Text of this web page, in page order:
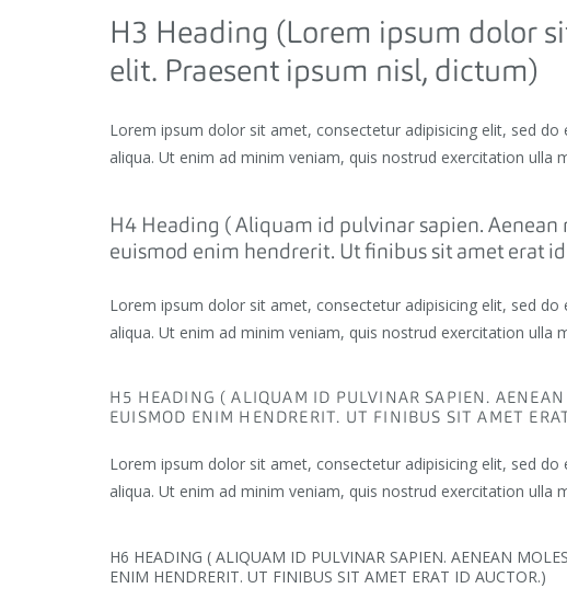
H3 Heading (Lorem ipsum dolor
elit. Praesent ipsum nisl, dictum)
Lorem ipsum dolor sit amet, consectetur adipisicing elit, sed
aliqua. Ut enim ad minim veniam, quis nostrud exercitation ulla
H4 Heading ( Aliquam id pulvinar sapien.
euismod enim hendrerit. Ut finibus sit amet erat
Lorem ipsum dolor sit amet, consectetur adipisicing elit, sed
aliqua. Ut enim ad minim veniam, quis nostrud exercitation
H5 HEADING ( ALIQUAM ID PULVINAR SAPIEN.
EUISMOD ENIM HENDRERIT. UT FINIBUS SIT AMET
Lorem ipsum dolor sit amet, consectetur adipisicing elit, sed
aliqua. Ut enim ad minim veniam, quis nostrud exercitation ulla
H6 HEADING ( ALIQUAM ID PULVINAR SAPIEN. AENEAN
ENIM HENDRERIT. UT FINIBUS SIT AMET ERAT ID AUCTOR.)